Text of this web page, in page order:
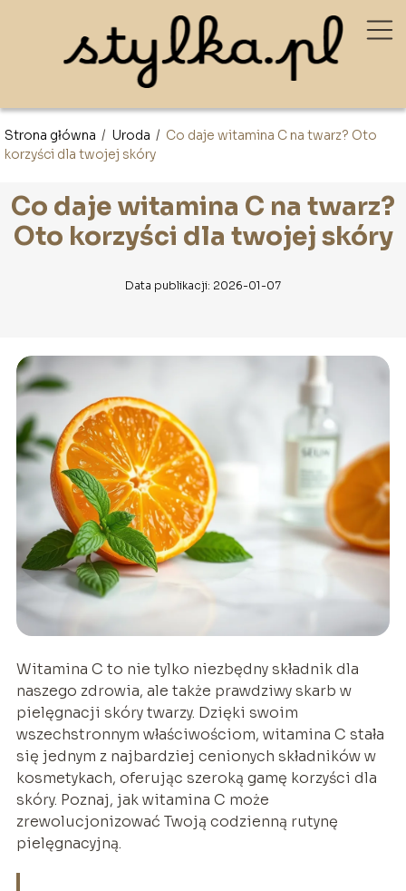
Strona główna / Uroda / Co daje witamina C na twarz? Oto
korzyści dla twojej skóry
Co daje witamina C na twarz?
Oto korzyści dla twojej skóry
Data publikacji: 2026-01-07
Witamina C to nie tylko niezbędny składnik dla
naszego zdrowia, ale także prawdziwy skarb w
pielęgnacji skóry twarzy. Dzięki swoim
wszechstronnym właściwościom, witamina C stała
się jednym z najbardziej cenionych składników w
kosmetykach, oferując szeroką gamę korzyści dla
skóry. Poznaj, jak witamina C może
zrewolucjonizować Twoją codzienną rutynę
pielęgnacyjną.